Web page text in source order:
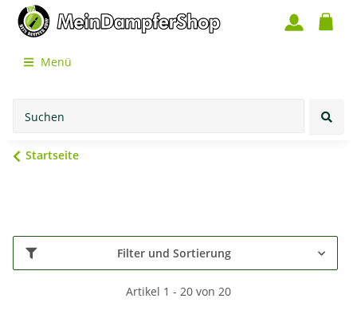
Menü
Startseite
Filter und Sortierung
Artikel 1 - 20 von 20